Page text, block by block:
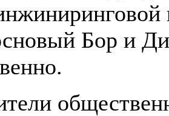
Бор и